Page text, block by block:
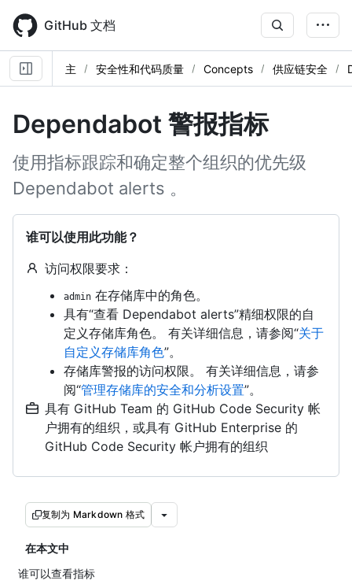
main
content
GitHub 文档
主 安全性和代码质量 Concepts 供应链安全
Dependabot 警报指标
使用指标跟踪和确定整个组织的优先级
Dependabot alerts 。
谁可以使用此功能？
访问权限要求：
admin 在存储库中的角色。
具有“查看 Dependabot alerts”精细权限的自
定义存储库角色。 有关详细信息，请参阅“关于
自定义存储库角色”。
存储库警报的访问权限。 有关详细信息，请参
阅“管理存储库的安全和分析设置”。
具有 GitHub Team 的 GitHub Code Security 帐
户拥有的组织，或具有 GitHub Enterprise 的
GitHub Code Security 帐户拥有的组织
复制为 Markdown 格式
在本文中
谁可以查看指标